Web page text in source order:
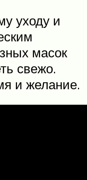
уходу и
масок
свежо.
и желание.